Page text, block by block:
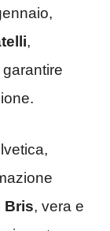
,
Bris, vera e